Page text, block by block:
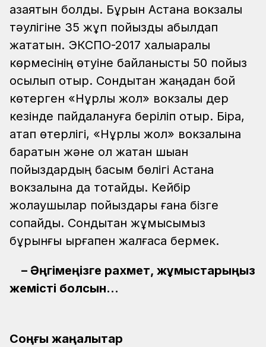
азаятын болды. Бұрын Астана вокзалы
тәулігіне 35 жұп пойызды қабылдап
жататын. ЭКСПО-2017 халықаралық
көрмесінің өтуіне байланысты 50 пойыз
қосылып отыр. Сондықтан жаңадан бой
көтерген «Нұрлы жол» вокзалы дер
кезінде пайдалануға беріліп отыр. Бірақ,
атап өтерлігі, «Нұрлы жол» вокзалына
баратын және ол жақтан шыққан
пойыздардың басым бөлігі Астана
вокзалына да тоқтайды. Кейбір
жолаушылар пойыздары ғана бізге
соқпайды. Сондықтан жұмысымыз
бұрынғы ырғақпен жалғаса бермек.
– Әңгімеңізге рахмет, жұмыстарыңыз
жемісті болсын...
Соңғы жаңалықтар